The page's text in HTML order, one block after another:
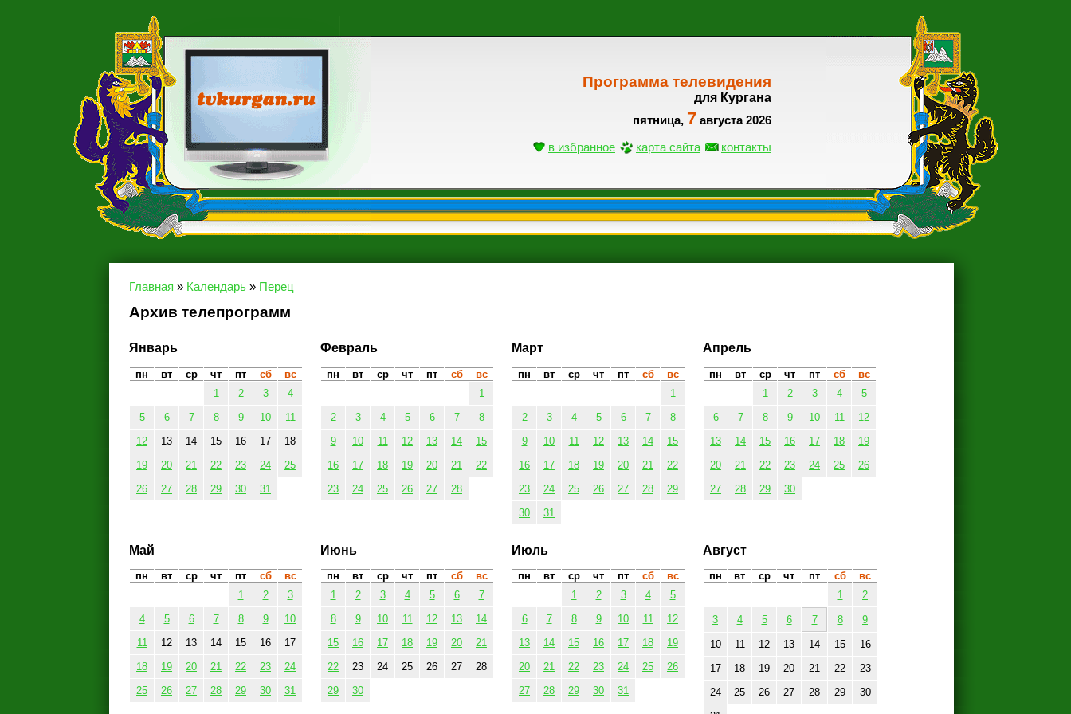
Программа телевидения
для Кургана
пятница, 7 августа 2026
в избранное карта сайта контакты
Главная » Календарь » Перец
Архив телепрограмм
Январь
пн вт ср чт пт сб
вс
1
2 3
4
5
6 7 8 9 10
11
12
13 14 15 16 17
18
19
20 21 22 23 24
25
26
27 28 29 30 31
Февраль
пн вт ср чт пт сб
вс
1
2
3 4 5 6 7
8
9
10 11 12 13 14
15
16
17 18 19 20 21
22
23
24 25 26 27 28
Март
пн вт ср чт пт сб
вс
1
2
3 4 5 6 7
8
9
10 11 12 13 14
15
16
17 18 19 20 21
22
23
24 25 26 27 28
29
30
31
Апрель
пн вт ср чт пт сб
вс
1
2 3 4
5
6
7 8 9 10 11
12
13
14 15 16 17 18
19
20
21 22 23 24 25
26
27
28 29 30
Май
пн вт ср чт пт сб
вс
1
2
3
4
5 6 7 8 9
10
11
12 13 14 15 16
17
18
19 20 21 22 23
24
25
26 27 28 29 30 31
Июнь
пн вт ср чт пт сб
вс
1
2 3 4 5 6
7
8
9 10 11 12 13
14
15
16 17 18 19 20
21
22
23 24 25 26 27
28
29
30
Июль
пн вт ср чт пт сб
вс
1
2 3 4
5
6
7 8 9 10 11
12
13
14 15 16 17 18
19
20
21 22 23 24 25
26
27
28 29 30 31
Август
пн вт ср чт пт сб
вс
1
2
3 4 5 6 7 8 9
10 11 12 13 14 15
16
17
18 19 20 21 22
23
24
25 26 27 28 29
30